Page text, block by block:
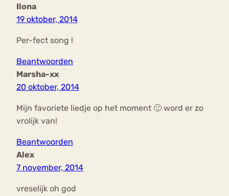
Ilona
19 oktober, 2014
Per-fect song !
Beantwoorden
Marsha-xx
20 oktober, 2014
Mijn favoriete liedje op het moment 🙂 word er zo
vrolijk van!
Beantwoorden
Alex
7 november, 2014
vreselijk oh god